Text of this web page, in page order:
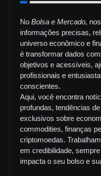
No Bolsa e Mercado,
informações precisas,
universo econômico e
é transformar dados
objetivos e acessíveis,
profissionais e
conscientes.
Aqui, você encontra
profundas, tendências
exclusivos sobre
commodities, finanças
criptomoedas.
em credibilidade,
impacta o seu bolso e